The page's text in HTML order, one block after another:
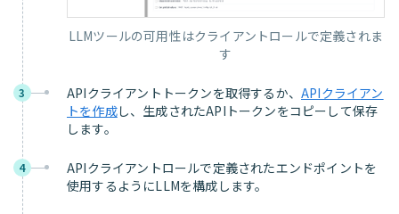
LLMツールの可用性はクライアントロールで定義されま
す
3 APIクライアントトークンを取得するか、 APIクライアン
トを作成し、生成されたAPIトークンをコピーして保存
します。
4
APIクライアントロールで定義されたエンドポイントを
使用するようにLLMを構成します。